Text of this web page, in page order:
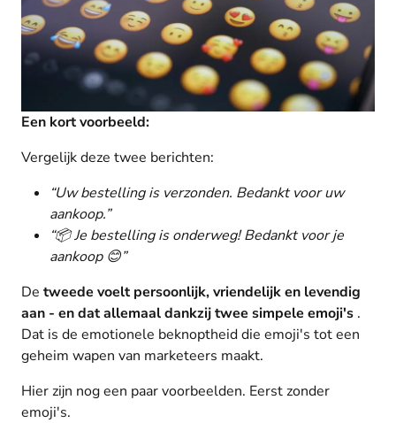
Een kort voorbeeld:
Vergelijk deze twee berichten:
“Uw bestelling is verzonden. Bedankt voor uw
aankoop.”
“📦 Je bestelling is onderweg! Bedankt voor je
aankoop 😊”
De tweede voelt persoonlijk, vriendelijk en levendig
aan - en dat allemaal dankzij twee simpele emoji's .
Dat is de emotionele beknoptheid die emoji's tot een
geheim wapen van marketeers maakt.
Hier zijn nog een paar voorbeelden. Eerst zonder
emoji's.